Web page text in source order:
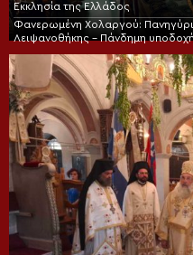
Εκκλησία της Ελλάδος
Φανερωμένη Χολαργού:
Λειψανοθήκης – Πάνδημη